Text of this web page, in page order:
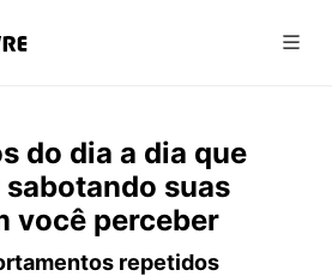
do dia a dia que
suas
você perceber
repetidos